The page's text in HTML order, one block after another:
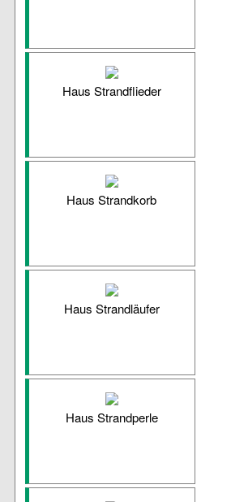
Haus Strandflieder
Haus Strandkorb
Haus Strandläufer
Haus Strandperle